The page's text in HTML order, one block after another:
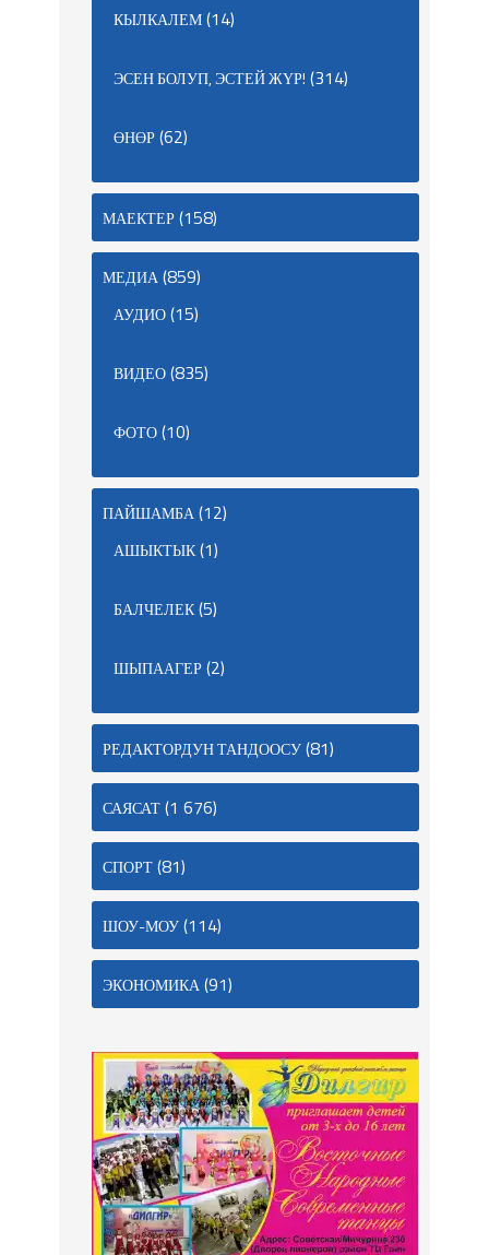
КЫЛКАЛЕМ(14)
ЭСЕН БОЛУП, ЭСТЕЙ ЖҮР! (314)
ӨНӨР(62)
МАЕКТЕР(158)
МЕДИА(859)
АУДИО(15)
ВИДЕО(835)
ФОТО(10)
ПАЙШАМБА(12)
АШЫКТЫК(1)
БАЛЧЕЛЕК(5)
ШЫПААГЕР(2)
РЕДАКТОРДУН ТАНДООСУ(81)
САЯСАТ(1 676)
СПОРТ(81)
ШОУ-МОУ(114)
ЭКОНОМИКА(91)